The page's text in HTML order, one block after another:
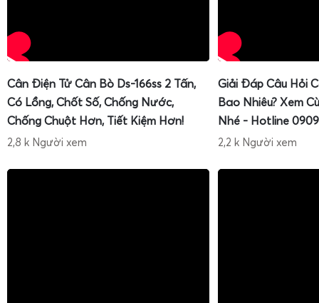
Cân Điện Tử Cân Bò Ds-166ss 2 Tấn,
Có Lồng, Chốt Số, Chống Nước,
Chống Chuột Hơn, Tiết Kiệm Hơn!
2,8 k Người xem
Giải Đáp Câu Hỏi
Bao Nhiêu? Xem
Nhé - Hotline
2,2 k Người xem